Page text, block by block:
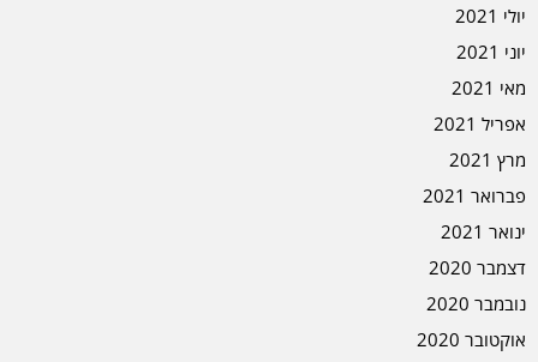
יולי 2021
יוני 2021
מאי 2021
אפריל 2021
מרץ 2021
פברואר 2021
ינואר 2021
דצמבר 2020
נובמבר 2020
אוקטובר 2020